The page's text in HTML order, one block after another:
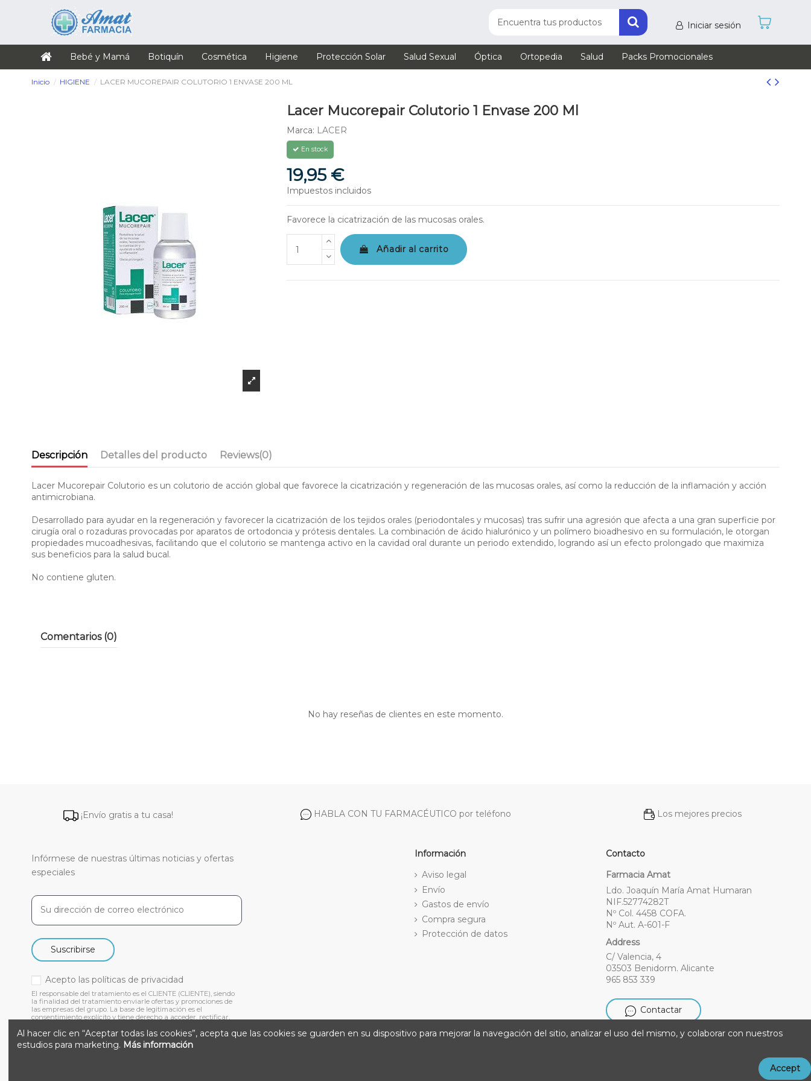
Iniciar sesión
Bebé y Mamá Botiquín Cosmética Higiene Protección Solar Salud Sexual Óptica Ortopedia Salud Packs Promocionales
Inicio HIGIENE LACER MUCOREPAIR COLUTORIO 1 ENVASE 200 ML
Lacer Mucorepair Colutorio 1 Envase 200 Ml
Marca: LACER
En stock
19,95 €
Impuestos incluidos
Favorece la cicatrización de las mucosas orales.
Añadir al carrito
Descripción Detalles del producto Reviews(0)
Lacer Mucorepair Colutorio es un colutorio de acción global que favorece la cicatrización y regeneración de las mucosas orales, así como la reducción de la inflamación y acción
antimicrobiana.
Desarrollado para ayudar en la regeneración y favorecer la cicatrización de los tejidos orales (periodontales y mucosas) tras sufrir una agresión que afecta a una gran superficie por
cirugía oral o rozaduras provocadas por aparatos de ortodoncia y prótesis dentales. La combinación de ácido hialurónico y un polímero bioadhesivo en su formulación, le otorgan
propiedades mucoadhesivas, facilitando que el colutorio se mantenga activo en la cavidad oral durante un periodo extendido, logrando así un efecto prolongado que maximiza
sus beneficios para la salud bucal.
No contiene gluten.
Comentarios (0)
No hay reseñas de clientes en este momento.
¡Envío gratis a tu casa! HABLA CON TU FARMACÉUTICO por teléfono Los mejores precios
Infórmese de nuestras últimas noticias y ofertas
especiales
Suscribirse
Acepto las políticas de privacidad
El responsable del tratamiento es el CLIENTE (CLIENTE), siendo
la finalidad del tratamiento enviarle ofertas y promociones de
las empresas del grupo. La base de legitimación es el
consentimiento explícito y tiene derecho a acceder, rectificar,
Información
Aviso legal
Envío
Gastos de envío
Compra segura
Protección de datos
Contacto
Farmacia Amat
Ldo. Joaquín María Amat Humaran
NIF.52774282T
Nº Col. 4458 COFA.
Nº Aut. A-601-F
Address
C/ Valencia, 4
03503 Benidorm. Alicante
965 853 339
Contactar
Al hacer clic en “Aceptar todas las cookies”, acepta que las cookies se guarden en su dispositivo para mejorar la navegación del sitio, analizar el uso del mismo, y colaborar con nuestros
estudios para marketing. Más información
Accept